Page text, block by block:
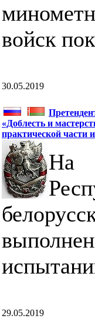
войск
30.05.2019
«Доблесть и
практической части
На
29.05.2019